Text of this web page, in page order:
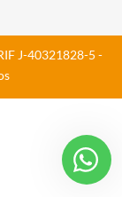
J-40321828-5 -